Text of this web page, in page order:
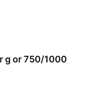
g or 750/1000